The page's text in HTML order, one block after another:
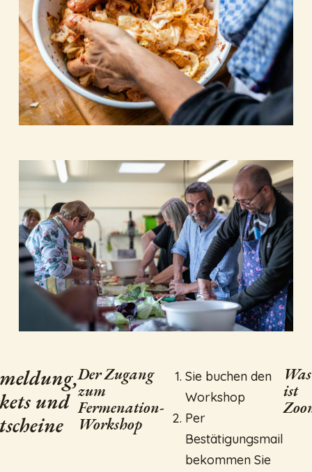
und
Der Zugang
zum
Fermenation-
Workshop
Sie buchen den
Workshop
Per
Bestätigungsmail
bekommen Sie
Was
ist